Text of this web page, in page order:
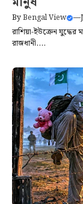
ByBengal View —
রাশিয়া-ইউক্রেন যুদ্ধের
রাজধানী....